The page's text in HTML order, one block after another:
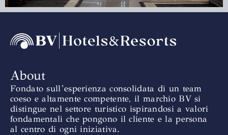
About
Fondato sull’esperienza consolidata di un team
coeso e altamente competente, il marchio BV si
distingue nel settore turistico ispirandosi a valori
fondamentali che pongono il cliente e la persona
al centro di ogni iniziativa.